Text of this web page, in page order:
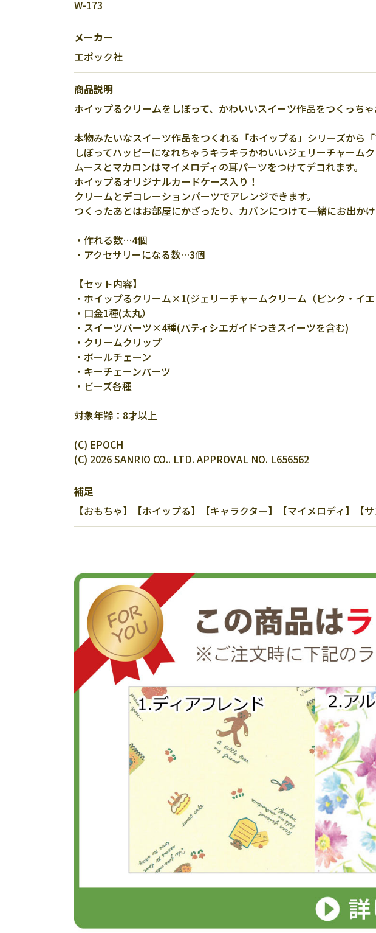
W-173
メーカー
エポック社
商品説明
ホイップるクリームをしぼって、かわいいスイーツ作品をつくっちゃ
本物みたいなスイーツ作品をつくれる「ホイップる」シリーズから
しぼってハッピーになれちゃうキラキラかわいいジェリーチャーム
ムースとマカロンはマイメロディの耳パーツをつけてデコれます。
ホイップるオリジナルカードケース入り！
クリームとデコレーションパーツでアレンジできます。
つくったあとはお部屋にかざったり、カバンにつけて一緒にお出かけ
・作れる数…4個
・アクセサリーになる数…3個
【セット内容】
・ホイップるクリーム×1(ジェリーチャームクリーム（ピンク・イエ
・口金1種(太丸）
・スイーツパーツ×4種(パティシエガイドつきスイーツを含む)
・クリームクリップ
・ボールチェーン
・キーチェーンパーツ
・ビーズ各種
対象年齢：8才以上
(C) EPOCH
(C) 2026 SANRIO CO.. LTD. APPROVAL NO. L656562
補足
【おもちゃ】【ホイップる】【キャラクター】【マイメロディ】【サ